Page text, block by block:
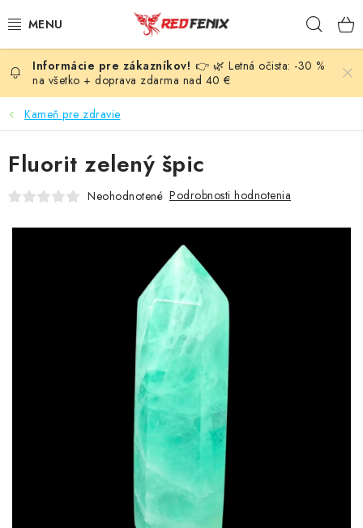
na
POMÔCKY
NÁRAMKY
PRÍVESKY
LIEČIVÉ KAMENE
AMULETY A TALIZMANY
Poradňa
Ako nakupovať
Podmienky ochrany osobných údajov
👉 🌿 Letná očista: -30 %
na všetko + doprava zdarma nad 40 €
Kameň pre zdravie
Fluorit zelený špic
Neohodnotené Podrobnosti hodnotenia